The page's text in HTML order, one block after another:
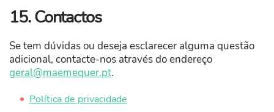
15. Contactos
Se tem dúvidas ou deseja esclarecer alguma questão
adicional, contacte-nos através do endereço
geral@maemequer.pt.
Política de privacidade